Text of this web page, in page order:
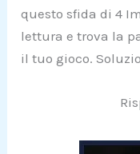
questo sfida di 4
lettura e trova la
il tuo gioco.